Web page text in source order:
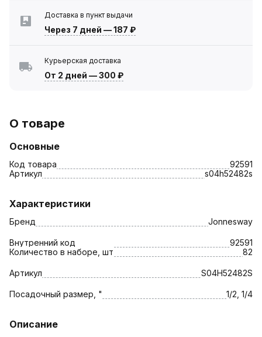
Доставка в пункт выдачи
Через 7 дней —187 ₽
Курьерская доставка
От 2 дней —300 ₽
О товаре
Основные
Код товара
92591
Артикул
s04h52482s
Характеристики
Бренд Jonnesway
Внутренний код
92591
Количество в наборе, шт
82
Артикул S04H52482S
Посадочный размер, " 1/2, 1/4
Описание